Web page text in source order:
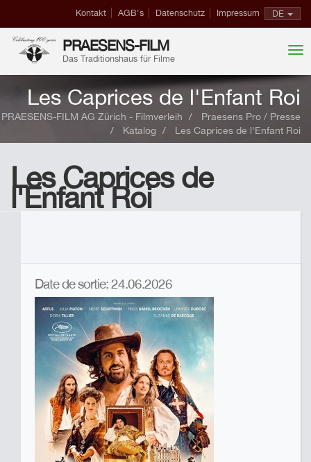
DE
Kontakt AGB's Datenschutz Impressum
PRAESENS-FILM
Das Traditionshaus für Filme
Les Caprices de l'Enfant Roi
PRAESENS-FILM AG Zürich - Filmverleih
Praesens Pro / Presse
Katalog
Les Caprices de l'Enfant Roi
Les Caprices de
l'Enfant Roi
Date de sortie: 24.06.2026